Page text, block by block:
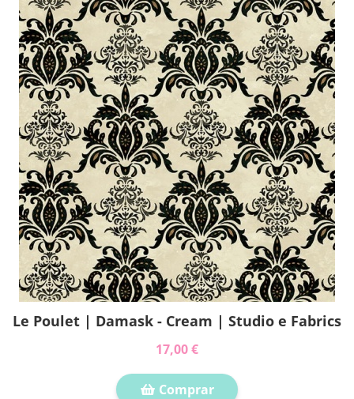
Le Poulet | Damask - Cream | Studio e Fabrics
17,00 €
Comprar